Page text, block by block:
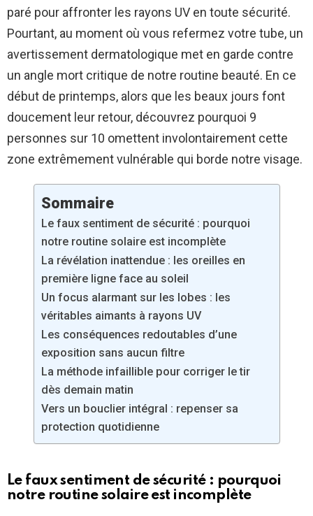
paré pour affronter les rayons UV en toute sécurité.
Pourtant, au moment où vous refermez votre tube, un
avertissement dermatologique met en garde contre
un angle mort critique de notre routine beauté. En ce
début de printemps, alors que les beaux jours font
doucement leur retour, découvrez pourquoi 9
personnes sur 10 omettent involontairement cette
zone extrêmement vulnérable qui borde notre visage.
Sommaire
Le faux sentiment de sécurité : pourquoi
notre routine solaire est incomplète
La révélation inattendue : les oreilles en
première ligne face au soleil
Un focus alarmant sur les lobes : les
véritables aimants à rayons UV
Les conséquences redoutables d’une
exposition sans aucun filtre
La méthode infaillible pour corriger le tir
dès demain matin
Vers un bouclier intégral : repenser sa
protection quotidienne
Le faux sentiment de sécurité : pourquoi
notre routine solaire est incomplète